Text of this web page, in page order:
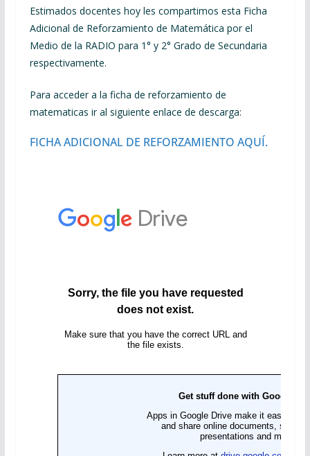
Estimados docentes hoy les compartimos esta Ficha
Adicional de Reforzamiento de Matemática por el
Medio de la RADIO para 1° y 2° Grado de Secundaria
respectivamente.
Para acceder a la ficha de reforzamiento de
matematicas ir al siguiente enlace de descarga:
FICHA ADICIONAL DE REFORZAMIENTO AQUÍ.